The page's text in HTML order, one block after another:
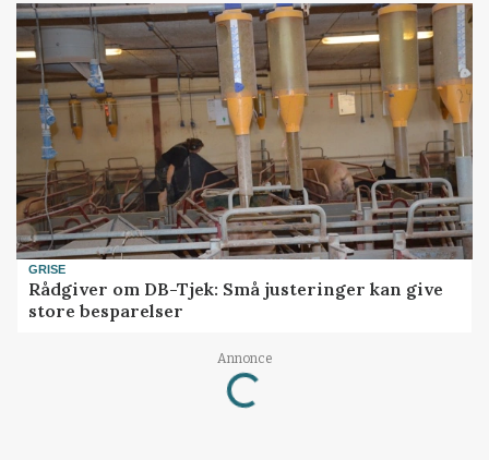
GRISE
Rådgiver om DB-Tjek: Små justeringer kan give
store besparelser
Annonce
Loading...